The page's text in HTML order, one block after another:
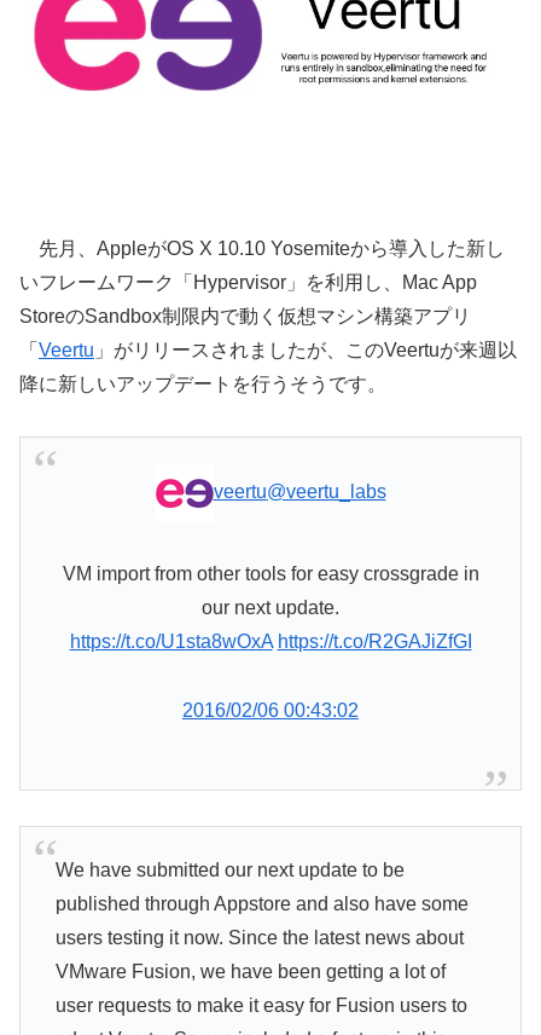
先月、AppleがOS X 10.10 Yosemiteから導入した新し
いフレームワーク「Hypervisor」を利用し、Mac App
StoreのSandbox制限内で動く仮想マシン構築アプリ
「 Veertu 」がリリースされましたが、このVeertuが来週以
降に新しいアップデートを行うそうです。
veertu@veertu_labs
VM import from other tools for easy crossgrade in
our next update.
https://t.co/U1sta8wOxA https://t.co/R2GAJiZfGI
2016/02/06 00:43:02
We have submitted our next update to be
published through Appstore and also have some
users testing it now. Since the latest news about
VMware Fusion, we have been getting a lot of
user requests to make it easy for Fusion users to